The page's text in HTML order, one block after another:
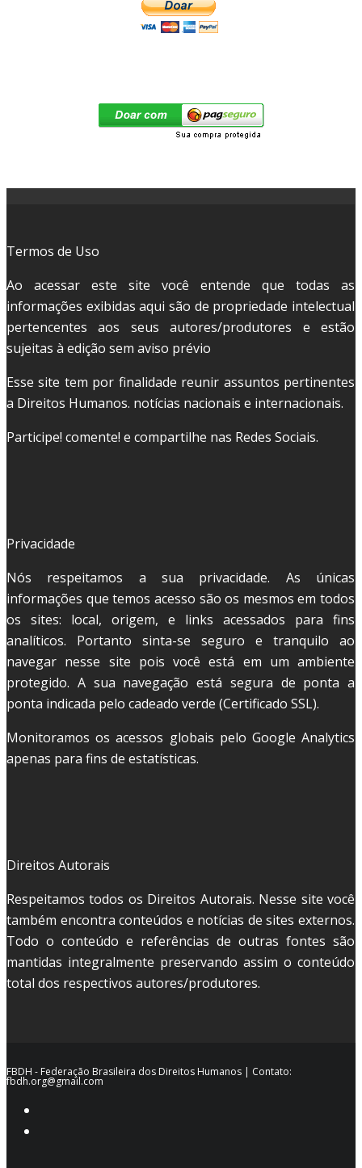
Termos de Uso
Ao acessar este site você entende que todas as
informações exibidas aqui são de propriedade intelectual
pertencentes aos seus autores/produtores e estão
sujeitas à edição sem aviso prévio
Esse site tem por finalidade reunir assuntos pertinentes
a Direitos Humanos. notícias nacionais e internacionais.
Participe! comente! e compartilhe nas Redes Sociais.
Privacidade
Nós respeitamos a sua privacidade. As únicas
informações que temos acesso são os mesmos em todos
os sites: local, origem, e links acessados para fins
analíticos. Portanto sinta-se seguro e tranquilo ao
navegar nesse site pois você está em um ambiente
protegido. A sua navegação está segura de ponta a
ponta indicada pelo cadeado verde (Certificado SSL).
Monitoramos os acessos globais pelo Google Analytics
apenas para fins de estatísticas.
Direitos Autorais
Respeitamos todos os Direitos Autorais. Nesse site você
também encontra conteúdos e notícias de sites externos.
Todo o conteúdo e referências de outras fontes são
mantidas integralmente preservando assim o conteúdo
total dos respectivos autores/produtores.
FBDH - Federação Brasileira dos Direitos Humanos | Contato:
fbdh.org@gmail.com